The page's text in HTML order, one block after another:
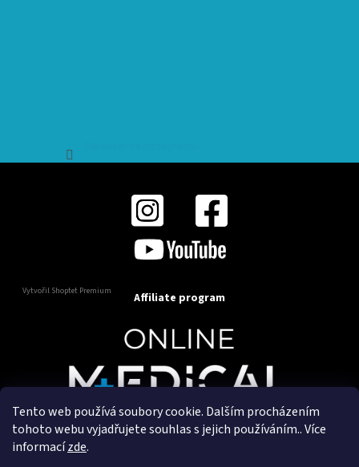
Tento web používá soubory cookie. Dalším procházením
tohoto webu vyjadřujete souhlas s jejich používáním.. Více
informacízde.
Vytvořil Shoptet Premium Affiliate program
Copyright 2025OnlineMedical.cz. Všechna práva
vyhrazena.
Vytvořil a marketingově zajišťuje